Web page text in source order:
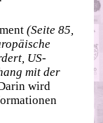
(Seite 85,
US-
mit der
wird